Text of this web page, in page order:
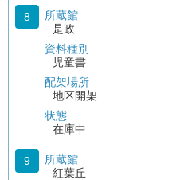
8
所蔵館
是政
資料種別
児童書
配架場所
地区開架
状態
在庫中
9
所蔵館
紅葉丘